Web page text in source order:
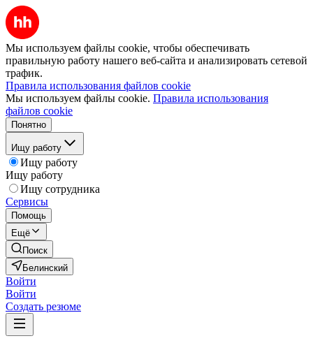
Мы используем файлы cookie, чтобы обеспечивать
правильную работу нашего веб-сайта и анализировать сетевой
трафик.
Правила использования файлов cookie
Мы используем файлы cookie. Правила использования
файлов cookie
Понятно
Ищу работу
Ищу работу
Ищу работу
Ищу сотрудника
Сервисы
Помощь
Ещё
Поиск
Белинский
Войти
Войти
Создать резюме